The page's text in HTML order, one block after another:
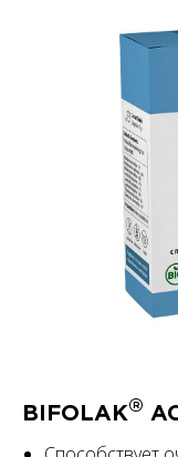
BIFOLAK®